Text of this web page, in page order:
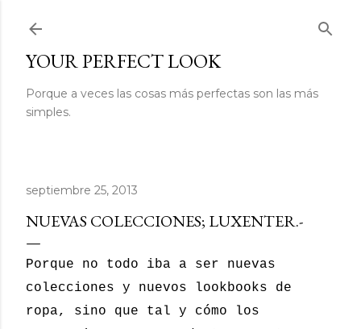
YOUR PERFECT LOOK
Porque a veces las cosas más perfectas son las más
simples.
septiembre 25, 2013
NUEVAS COLECCIONES; LUXENTER.-
Porque no todo iba a ser nuevas
colecciones y nuevos lookbooks de
ropa, sino que tal y cómo los